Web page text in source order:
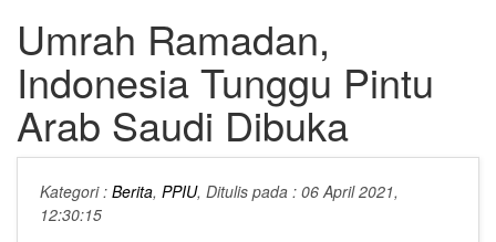
Umrah Ramadan,
Indonesia Tunggu Pintu
Arab Saudi Dibuka
Kategori : Berita, PPIU, Ditulis pada : 06 April 2021,
12:30:15